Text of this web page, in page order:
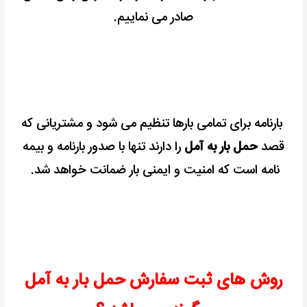
صادر می نماییم.
بارنامه برای تمامی بارها تنظیم می شود ومشتریانی که
قصدحمل بار به آمل را دارند تنها با صدور بارنامه و بیمه
نامه است که امنیت و ایمنی بار ضمانت خواهد شد.
روش های ثبت سفارش حمل بار به آمل